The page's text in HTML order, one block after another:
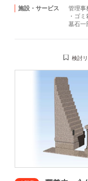
施設・サービス
管理事
・ ゴミ
墓石一
検討